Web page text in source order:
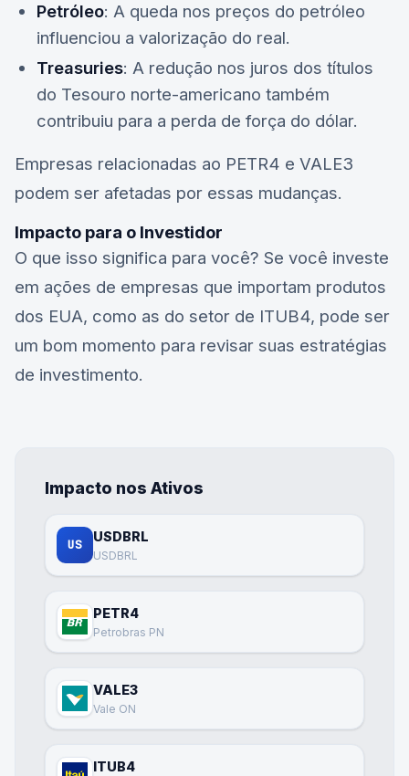
Petróleo: A queda nos preços do petróleo
influenciou a valorização do real.
Treasuries: A redução nos juros dos títulos
do Tesouro norte-americano também
contribuiu para a perda de força do dólar.
Empresas relacionadas ao PETR4 e VALE3
podem ser afetadas por essas mudanças.
Impacto para o Investidor
O que isso significa para você? Se você investe
em ações de empresas que importam produtos
dos EUA, como as do setor de ITUB4, pode ser
um bom momento para revisar suas estratégias
de investimento.
Impacto nos Ativos
US
USDBRL
USDBRL
PETR4
Petrobras PN
VALE3
Vale ON
ITUB4